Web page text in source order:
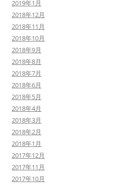
2019年1月
2018年12月
2018年11月
2018年10月
2018年9月
2018年8月
2018年7月
2018年6月
2018年5月
2018年4月
2018年3月
2018年2月
2018年1月
2017年12月
2017年11月
2017年10月